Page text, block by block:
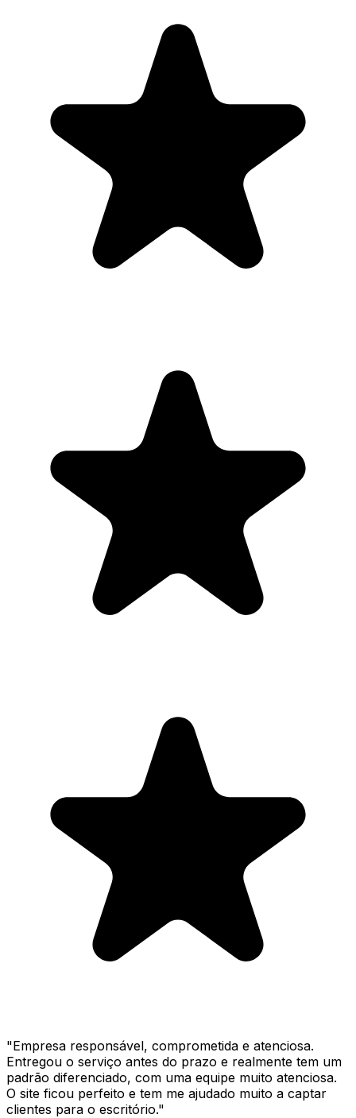
"Empresa responsável, comprometida e atenciosa.
Entregou o serviço antes do prazo e realmente tem um
padrão diferenciado, com uma equipe muito atenciosa.
O site ficou perfeito e tem me ajudado muito a captar
clientes para o escritório."